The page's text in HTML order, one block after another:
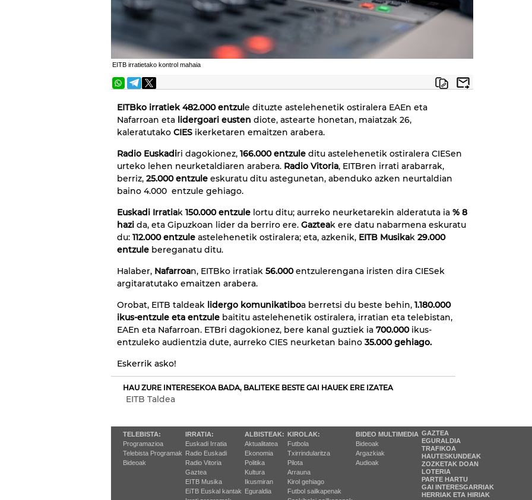
EITB irratietako kontrol mahaia
EITBko irratiek 482.000 entzule dituzte astelehenetik ostiralera EAEn eta
Nafarroan eta lidergoari eusten diote, astearte honetan, maiatzak 26,
kaleratutako CIES ikerketaren emaitzen arabera.
Radio Euskadiri dagokionez, 166.000 entzule ditu astelehenetik ostiralera CIESen
urteko lehen neurketaldiaren arabera. Radio Vitoria, EITBren irrati arabarrak,
berriz, 25.000 entzule eskuratu ditu astegunetan, abenduko azken neurtaldian
baino 4.000 entzule gehiago.
Euskadi Irratiak 150.000 entzule lortu ditu; aurreko neurketarekin alderatuta ia % 8
hazi da, eta Gipuzkoan lider da berriro ere. Gazteak ere datu nabarmena eskuratu
du: 112.000 entzule astelehenetik ostiralera; eta, azkenik, EITB Musikak 29.000
entzule bereganatu ditu.
Halaber, Nafarroan, EITBko irratiak 56.000entzulerengana iristen dira CIESek
argitaratutako emaitzen arabera.
Orobat, EITB taldeak lidergo komunikatiboa berretsi du beste behin, 1.180.000
ikus-entzule eta entzule baititu astelehenetik ostiralera, irratian eta telebistan,
EAEn eta Nafarroan. ETBri dagokionez, bere kanal guztiek ia 700.000ikus-
entzuleko audientzia dute, aurreko CIES neurketan baino 35.000 gehiago.
Eskerrik asko!
HAU ZURE INTERESEKOA BADA, BALITEKE BESTE GAI HAUEK ERE IZATEA
EITB Taldea
TELEBISTA:
Programazioa
Telebista Programak
Bideoak
IRRATIA:
Euskadi Irratia
Radio Euskadi
Radio Vitoria
Gaztea
EITB Musika
EiTB Euskal kantak
ALBISTEAK:
Aktualitatea
Ekonomia
Politika
Kultura
Ikusmiran
Eguraldia
KIROLAK:
Futbola
Txirrindularitza
Pilota
Arrauna
Kirol gehiago
Futbol sailkapenak
BIDEO MULTIMEDIA
Bideoak
Argazkiak
Audioak
GAZTEA
EGURALDIA
TRAFIKOA
HAUTESKUNDEAK
ZOZKETAK DOAN
LOTERIA
PARTE HARTU
GAI INTERESGARRIAK
HERRIAK ETA HIRIAK